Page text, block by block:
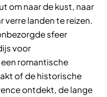
om naar de kust, naar
landen te reizen.
sfeer
voor
romantische
of de historische
ontdekt, de lange